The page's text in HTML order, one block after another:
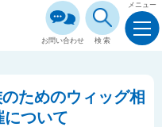
お問い合わせ 検索
メニュー
ためのウィッグ相
ついて